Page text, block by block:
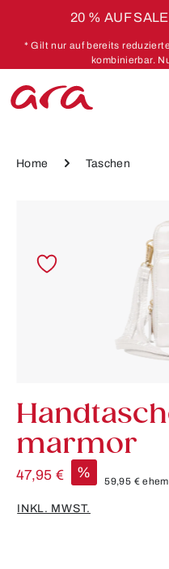
20 % AUF
* Gilt nur auf bereits
kombinierbar.
Home Taschen
marmor
47,95 € %
59,95 €
INKL. MWST.